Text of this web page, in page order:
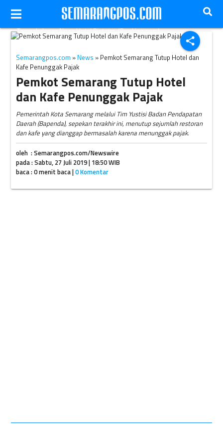
share
Tampak depan Nozz Hotel Bintang. (Booking.com)
Semarangpos.com » News » Pemkot Semarang Tutup Hotel dan
Kafe Penunggak Pajak
Pemkot Semarang Tutup Hotel
dan Kafe Penunggak Pajak
Pemerintah Kota Semarang melalui Tim Yustisi Badan Pendapatan
Daerah (Bapenda), sepekan terakhir ini, menutup sejumlah restoran
dan kafe yang dianggap bermasalah karena menunggak pajak.
oleh : Semarangpos.com/Newswire
pada : Sabtu, 27 Juli 2019 | 18:50 WIB
baca : 0 menit baca |0 Komentar